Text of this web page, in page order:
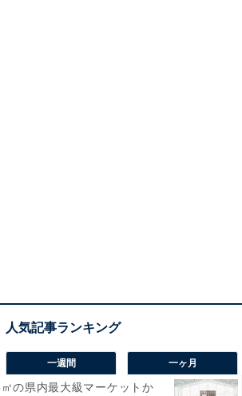
一週間 一ヶ月
㎡の県内最大級マーケットか